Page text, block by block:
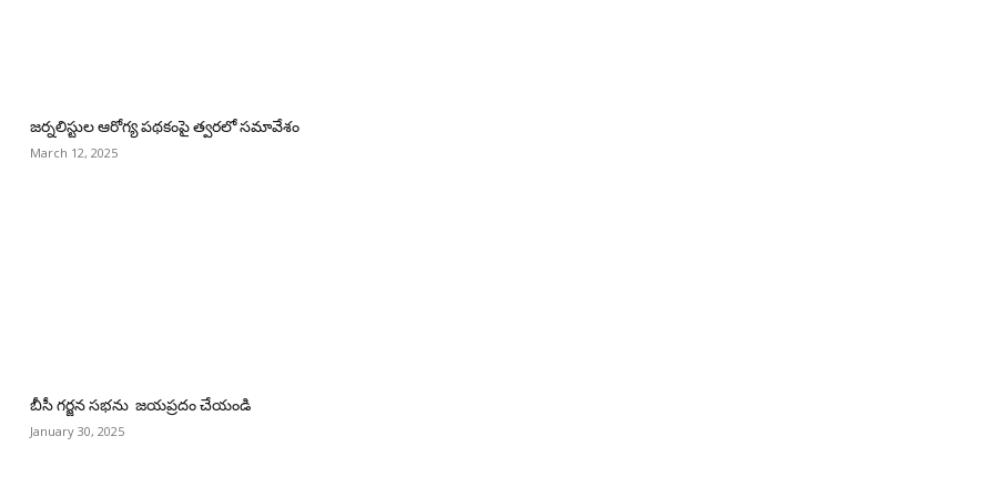
జర్నలిస్టుల ఆరోగ్య పథకంపై త్వరలో సమావేశం
March 12, 2025
బీసీ గర్జన సభను జయప్రదం చేయండి
January 30, 2025